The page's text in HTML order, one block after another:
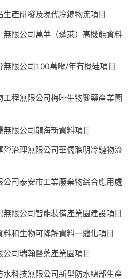
產研發及現代冷鏈物流項目
限公司萬華（蓬萊）高機能資料
限公司100萬噸/年有機硅項目
程無限公司梅曄生物醫藥產業園
限公司龍海新資料項目
治理無限公司華儒聰明冷鏈物流
司泰安市工業廢棄物綜合應用處
限公司智能裝備產業園建設項目
和生物可降解資料一體化項目
司瑞翰醫藥產業園項目
科技無限公司新型防水總部生產